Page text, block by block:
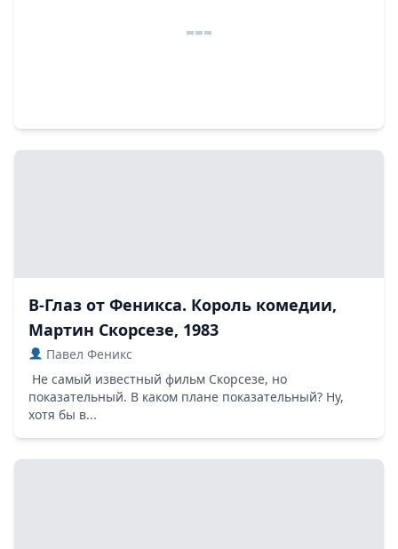
В-Глаз от Феникса. Король комедии,
Мартин Скорсезе, 1983
Павел Феникс
Не самый известный фильм Скорсезе, но
показательный. В каком плане показательный? Ну,
хотя бы в...